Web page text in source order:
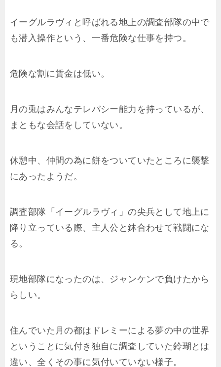
イーグルラヴィと呼ばれる地上の調査部隊の中で
も潜入操作という、一番危険な仕事を持つ。
危険な割に賃金は低い。
月の兎はみんなテレパシー能力を持っているが、
まともな会話をしていない。
休憩中、仲間の為に餅をついていたところに襲撃
にあったようだ。
調査部隊「イーグルラヴィ」の尖兵として地上に
降り立っている際、主人公と鉢合わせて戦闘にな
る。
現地部隊になったのは、ジャンケンで負けたから
らしい。
住んでいた月の都はドレミーによる夢の中の世界
ということに気付き独自に調査していた鈴瑚とは
違い、全くその事に気付いていない様子。